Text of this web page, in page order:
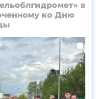
в
ко Дню